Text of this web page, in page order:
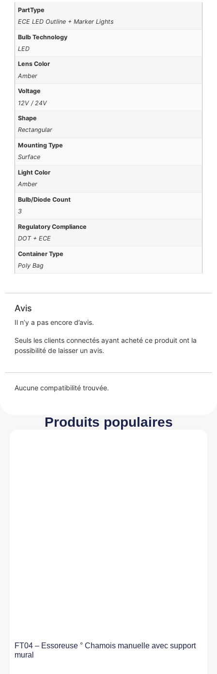
PartType
ECE LED Outline + Marker Lights
Bulb Technology
LED
Lens Color
Amber
Voltage
12V / 24V
Shape
Rectangular
Mounting Type
Surface
Light Color
Amber
Bulb/Diode Count
3
Regulatory Compliance
DOT + ECE
Container Type
Poly Bag
Avis
Il n’y a pas encore d’avis.
Seuls les clients connectés ayant acheté ce produit ont la
possibilité de laisser un avis.
Aucune compatibilité trouvée.
Produits populaires
FT04 – Essoreuse ° Chamois manuelle avec support
mural